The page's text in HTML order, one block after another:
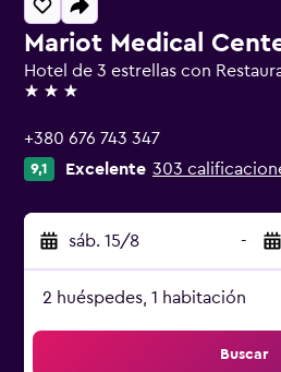
Mariot Medical
Hotel de 3 estrellas con
3 estrellas
+380 676 743 347
9,1 Excelente 303
sáb. 15/8 -
2 huéspedes, 1 habitación
Buscar